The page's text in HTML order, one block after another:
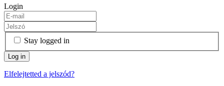
Login
Stay logged in
Elfelejtetted a jelszód?